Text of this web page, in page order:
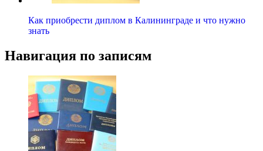
Как приобрести диплом в Калининграде и что нужно
знать
Навигация по записям